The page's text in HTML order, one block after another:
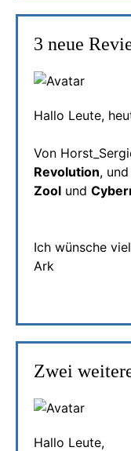
3 neue
Hallo Leute,
Von
Revolution,
Zool und
Ich wünsche
Ark
Zwei
Hallo Leute,